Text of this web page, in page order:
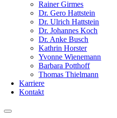
Rainer Girmes
Dr. Gero Hattstein
Dr. Ulrich Hattstein
Dr. Johannes Koch
Dr. Anke Busch
Kathrin Horster
Yvonne Wienemann
Barbara Potthoff
Thomas Thielmann
Karriere
Kontakt